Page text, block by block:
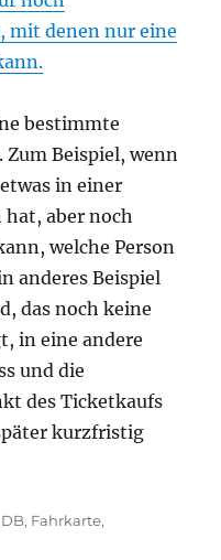
mit denen nur eine
bestimmte
Zum Beispiel, wenn
in einer
hat, aber noch
welche Person
anderes Beispiel
das noch keine
in eine andere
und die
des Ticketkaufs
kurzfristig
DB, Fahrkarte,